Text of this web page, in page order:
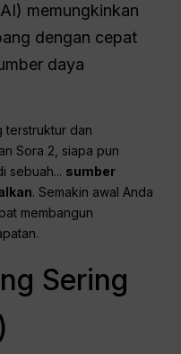
memungkinkan
dengan cepat
daya
terstruktur dan
Sora 2, siapa pun
sebuah... sumber
. Semakin awal Anda
membangun
Sering